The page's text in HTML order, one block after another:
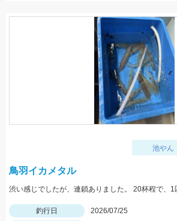
池やん
鳥羽イカメタル
釣行日
2026/07/25